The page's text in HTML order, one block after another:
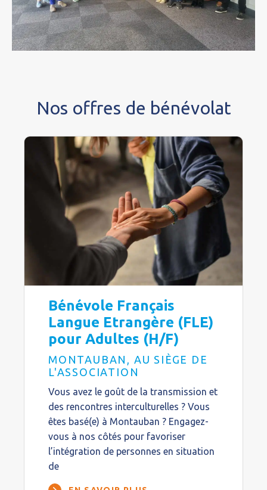
Nos offres de bénévolat
Bénévole Français
Langue Etrangère (FLE)
pour Adultes (H/F)
MONTAUBAN, AU SIÈGE DE
L'ASSOCIATION
Vous avez le goût de la transmission et
des rencontres interculturelles ? Vous
êtes basé(e) à Montauban ? Engagez-
vous à nos côtés pour favoriser
l’intégration de personnes en situation
de